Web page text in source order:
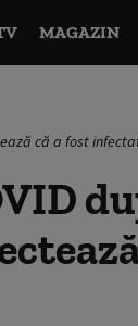
MAGAZIN
că a fost